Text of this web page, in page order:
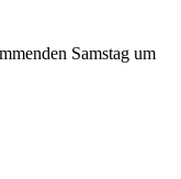
Samstag um